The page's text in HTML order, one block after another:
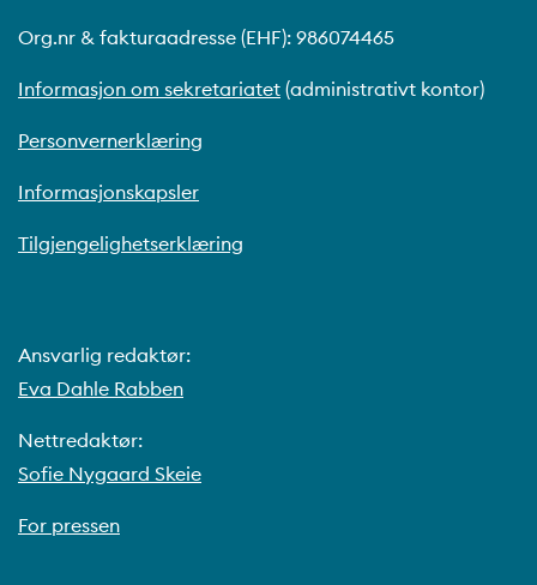
Org.nr & fakturaadresse (EHF): 986074465
Informasjon om sekretariatet (administrativt kontor)
Personvernerklæring
Informasjonskapsler
Tilgjengelighetserklæring
Ansvarlig redaktør:
Eva Dahle Rabben
Nettredaktør:
Sofie Nygaard Skeie
For pressen